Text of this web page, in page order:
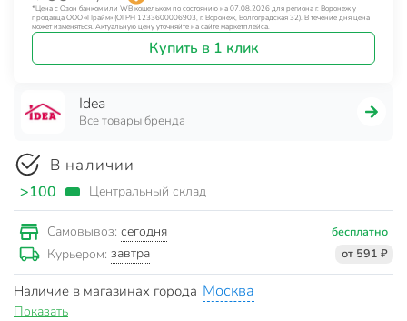
*Цена с Озон банком или WB кошельком по состоянию на 07.08.2026 для региона г. Воронеж у
продавца ООО «Прайм» (ОГРН 1233600006903, г. Воронеж, Волгоградская 32). В течение дня цена
может изменяться. Актуальную цену уточняйте на сайте маркетплейса.
Купить в 1 клик
Idea
Все товары бренда
В наличии
>100 Центральный склад
Самовывоз: сегодня бесплатно
Курьером: завтра от 591 ₽
Наличие в магазинах города Москва
Показать